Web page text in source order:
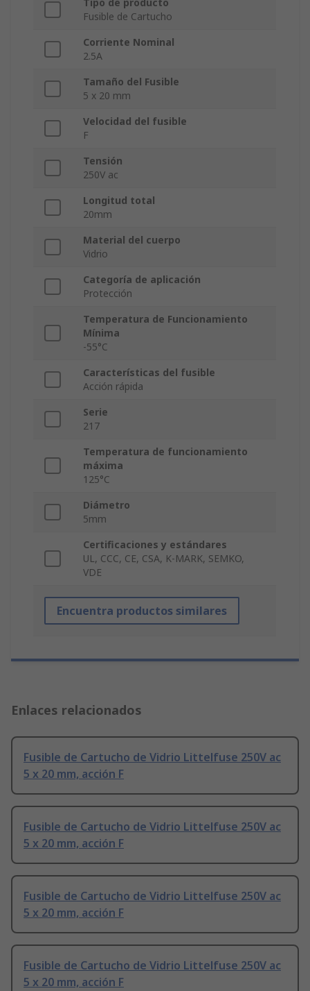
Tipo de producto
Fusible de Cartucho
Corriente Nominal
2.5A
Tamaño del Fusible
5 x 20 mm
Velocidad del fusible
F
Tensión
250V ac
Longitud total
20mm
Material del cuerpo
Vidrio
Categoría de aplicación
Protección
Temperatura de Funcionamiento
Mínima
-55°C
Características del fusible
Acción rápida
Serie
217
Temperatura de funcionamiento
máxima
125°C
Diámetro
5mm
Certificaciones y estándares
UL, CCC, CE, CSA, K-MARK, SEMKO,
VDE
Encuentra productos similares
Enlaces relacionados
Fusible de Cartucho de Vidrio Littelfuse 250V ac
5 x 20 mm, acción F
Fusible de Cartucho de Vidrio Littelfuse 250V ac
5 x 20 mm, acción F
Fusible de Cartucho de Vidrio Littelfuse 250V ac
5 x 20 mm, acción F
Fusible de Cartucho de Vidrio Littelfuse 250V ac
5 x 20 mm, acción F